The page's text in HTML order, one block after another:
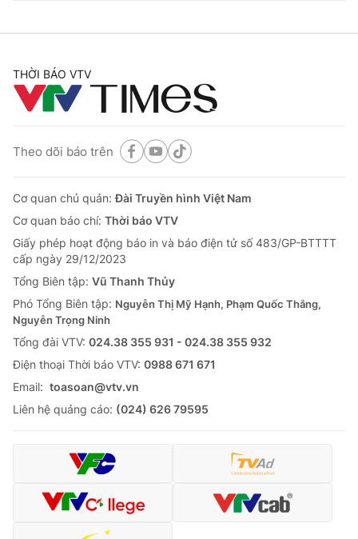
THỜI BÁO VTV
Theo dõi báo trên
Cơ quan chủ quản:Đài Truyền hình Việt Nam
Cơ quan báo chí: Thời báo VTV
Giấy phép hoạt động báo in và báo điện tử số 483/GP-BTTTT
cấp ngày 29/12/2023
Tổng Biên tập: Vũ Thanh Thủy
Phó Tổng Biên tập: Nguyễn Thị Mỹ Hạnh, Phạm Quốc Thắng,
Nguyễn Trọng Ninh
Tổng đài VTV: 024.38 355 931 - 024.38 355 932
Ðiện thoại Thời báo VTV: 0988 671 671
Email: toasoan@vtv.vn
Liên hệ quảng cáo: (024) 626 79595